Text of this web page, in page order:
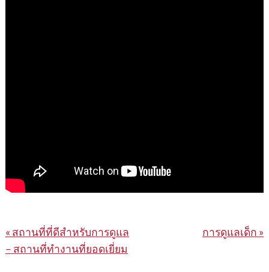
แนะแนว
เรื่อง
สถานที่ที่ดีสําหรับการดูแล
– สถานที่ทํางานที่ยอดเยี่ยม
การดูแลเด็ก